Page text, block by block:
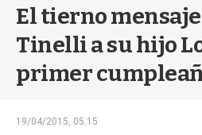
El tierno
Tinelli a su hijo
primer
19/04/2015, 05:15